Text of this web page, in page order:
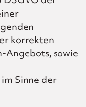
korrekten
Angebots, sowie
Sinne der